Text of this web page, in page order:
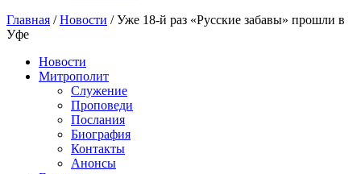
Главная /Новости /Уже 18-й раз «Русские забавы» прошли в
Уфе
Новости
Митрополит
Служение
Проповеди
Послания
Биография
Контакты
Анонсы